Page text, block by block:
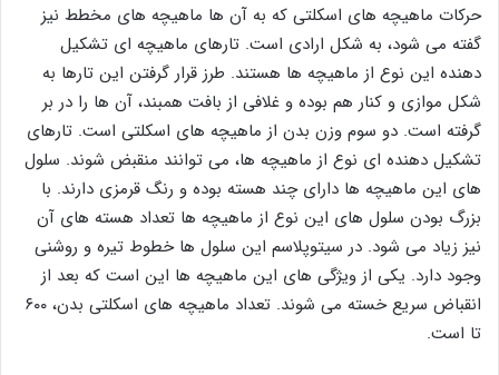
حرکات ماهیچه های اسکلتی که به آن ها ماهیچه های مخطط نیز
گفته می شود، به شکل ارادی است. تارهای ماهیچه ای تشکیل
دهنده این نوع از ماهیچه ها هستند. طرز قرار گرفتن این تارها به
شکل موازی و کنار هم بوده و غلافی از بافت همبند، آن ها را در بر
گرفته است. دو سوم وزن بدن از ماهیچه های اسکلتی است. تارهای
تشکیل دهنده ای نوع از ماهیچه ها، می توانند منقبض شوند. سلول
های این ماهیچه ها دارای چند هسته بوده و رنگ قرمزی دارند. با
بزرگ بودن سلول های این نوع از ماهیچه ها تعداد هسته های آن
نیز زیاد می شود. در سیتوپلاسم این سلول ها خطوط تیره و روشنی
وجود دارد. یکی از ویژگی های این ماهیچه ها این است که بعد از
انقباض سریع خسته می شوند. تعداد ماهیچه های اسکلتی بدن، ۶۰۰
تا است.